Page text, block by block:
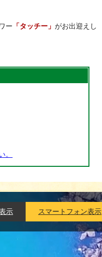
ー 「タッチー」 がお出迎えし
。
示 スマートフォン表示